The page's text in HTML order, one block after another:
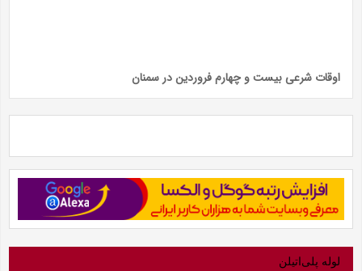
اوقات شرعی بیست و چهارم فروردین در سمنان
لوله‌ پلی‌اتیلن